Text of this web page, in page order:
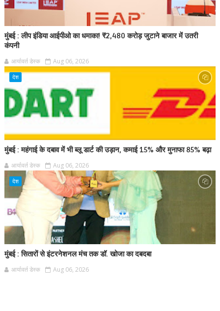
मुंबई : लीप इंडिया आईपीओ का धमाका! ₹2,480 करोड़ जुटाने बाजार में उतरी
कंपनी
आर्यावर्त डेस्क Aug 06, 2026
देश
मुंबई : महंगाई के दबाव में भी ब्लू डार्ट की उड़ान, कमाई 15% और मुनाफा 85% बढ़ा
आर्यावर्त डेस्क Aug 06, 2026
देश
मुंबई : सितारों से इंटरनेशनल मंच तक डॉ. खोजा का दबदबा
आर्यावर्त डेस्क Aug 06, 2026